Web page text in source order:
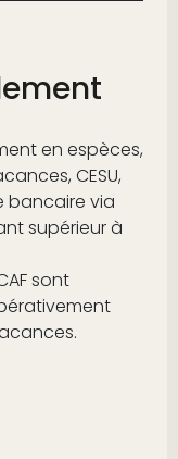
en espèces,
CESU,
bancaire via
supérieur à
sont